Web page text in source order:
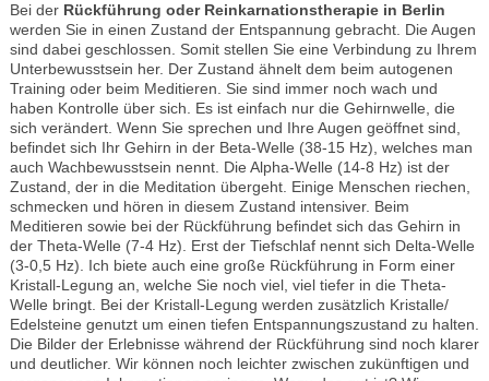
Bei der Rückführung oder Reinkarnationstherapie in Berlin
werden Sie in einen Zustand der Entspannung gebracht. Die Augen
sind dabei geschlossen. Somit stellen Sie eine Verbindung zu Ihrem
Unterbewusstsein her. Der Zustand ähnelt dem beim autogenen
Training oder beim Meditieren. Sie sind immer noch wach und
haben Kontrolle über sich. Es ist einfach nur die Gehirnwelle, die
sich verändert. Wenn Sie sprechen und Ihre Augen geöffnet sind,
befindet sich Ihr Gehirn in der Beta-Welle (38-15 Hz), welches man
auch Wachbewusstsein nennt. Die Alpha-Welle (14-8 Hz) ist der
Zustand, der in die Meditation übergeht. Einige Menschen riechen,
schmecken und hören in diesem Zustand intensiver. Beim
Meditieren sowie bei der Rückführung befindet sich das Gehirn in
der Theta-Welle (7-4 Hz). Erst der Tiefschlaf nennt sich Delta-Welle
(3-0,5 Hz). Ich biete auch eine große Rückführung in Form einer
Kristall-Legung an, welche Sie noch viel, viel tiefer in die Theta-
Welle bringt. Bei der Kristall-Legung werden zusätzlich Kristalle/
Edelsteine genutzt um einen tiefen Entspannungszustand zu halten.
Die Bilder der Erlebnisse während der Rückführung sind noch klarer
und deutlicher. Wir können noch leichter zwischen zukünftigen und